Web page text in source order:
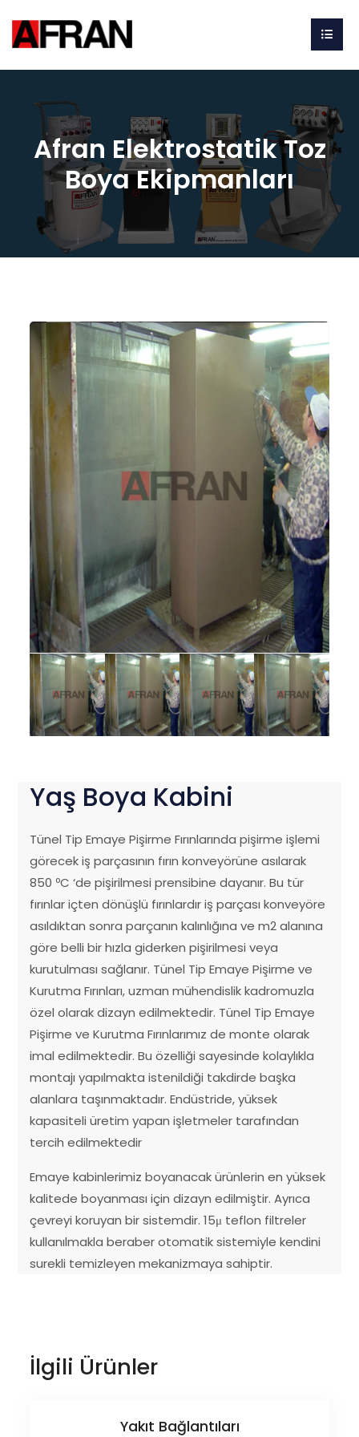
Afran Elektrostatik Toz
Boya Ekipmanları
Yaş Boya Kabini
Tünel Tip Emaye Pişirme Fırınlarında pişirme işlemi
görecek iş parçasının fırın konveyörüne asılarak
850 ºC ‘de pişirilmesi prensibine dayanır. Bu tür
fırınlar içten dönüşlü fırınlardır iş parçası konveyöre
asıldıktan sonra parçanın kalınlığına ve m2 alanına
göre belli bir hızla giderken pişirilmesi veya
kurutulması sağlanır. Tünel Tip Emaye Pişirme ve
Kurutma Fırınları, uzman mühendislik kadromuzla
özel olarak dizayn edilmektedir. Tünel Tip Emaye
Pişirme ve Kurutma Fırınlarımız de monte olarak
imal edilmektedir. Bu özelliği sayesinde kolaylıkla
montajı yapılmakta istenildiği takdirde başka
alanlara taşınmaktadır. Endüstride, yüksek
kapasiteli üretim yapan işletmeler tarafından
tercih edilmektedir
Emaye kabinlerimiz boyanacak ürünlerin en yüksek
kalitede boyanması için dizayn edilmiştir. Ayrıca
çevreyi koruyan bir sistemdir. 15μ teflon filtreler
kullanılmakla beraber otomatik sistemiyle kendini
surekli temizleyen mekanizmaya sahiptir.
İlgili Ürünler
Yakıt Bağlantıları